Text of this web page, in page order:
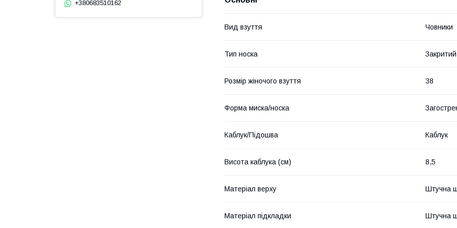
Вид взуття Човники
Тип носка Закритий
Розмір жіночого взуття 38
Форма миска/носка
Каблук/Підошва Каблук
Висота каблука (см) 8,5
Матеріал верху Штучна
Матеріал підкладки Штучна
+380683510162